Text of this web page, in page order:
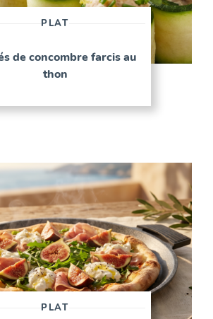
PLAT
de concombre farcis au
thon
PLAT